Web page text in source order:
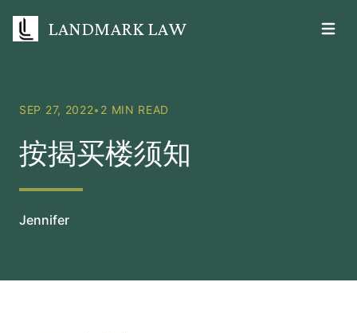
LANDMARK LAW Open
SEP 27, 2022• 2 MIN READ
按揭买楼须知
Jennifer